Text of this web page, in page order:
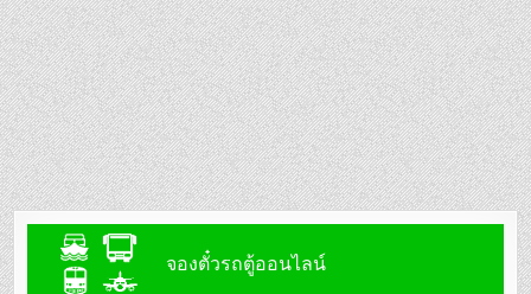
จองตั๋วรถตู้ออนไลน์